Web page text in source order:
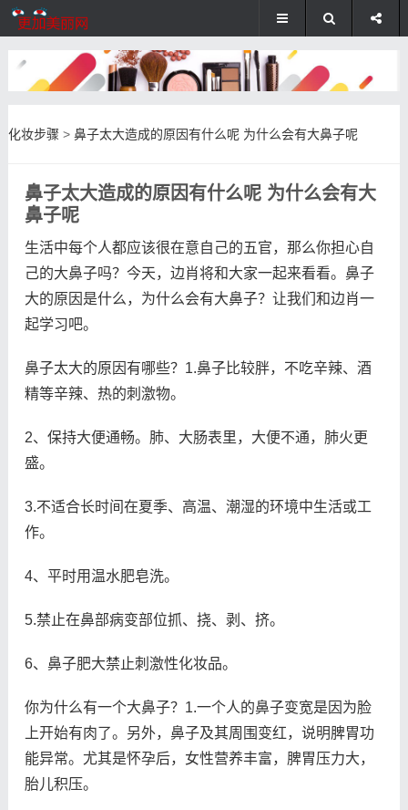
化妆步骤 > 鼻子太大造成的原因有什么呢 为什么会有大鼻子呢
鼻子太大造成的原因有什么呢 为什么会有大
鼻子呢
生活中每个人都应该很在意自己的五官，那么你担心自
己的大鼻子吗？今天，边肖将和大家一起来看看。鼻子
大的原因是什么，为什么会有大鼻子？让我们和边肖一
起学习吧。
鼻子太大的原因有哪些？1.鼻子比较胖，不吃辛辣、酒
精等辛辣、热的刺激物。
2、保持大便通畅。肺、大肠表里，大便不通，肺火更
盛。
3.不适合长时间在夏季、高温、潮湿的环境中生活或工
作。
4、平时用温水肥皂洗。
5.禁止在鼻部病变部位抓、挠、剥、挤。
6、鼻子肥大禁止刺激性化妆品。
你为什么有一个大鼻子？1.一个人的鼻子变宽是因为脸
上开始有肉了。另外，鼻子及其周围变红，说明脾胃功
能异常。尤其是怀孕后，女性营养丰富，脾胃压力大，
胎儿积压。